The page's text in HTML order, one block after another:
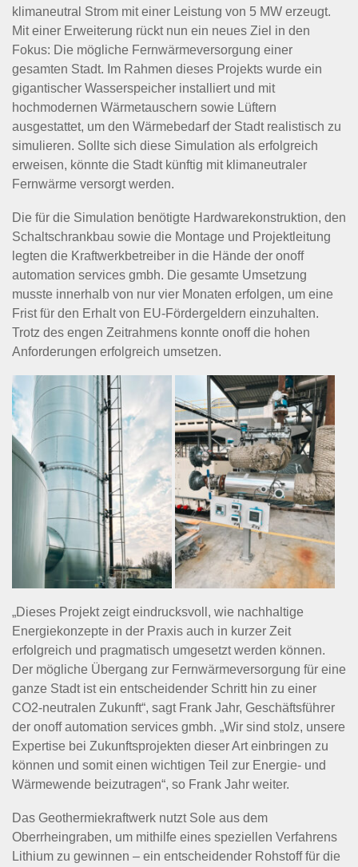
klimaneutral Strom mit einer Leistung von 5 MW erzeugt.
Mit einer Erweiterung rückt nun ein neues Ziel in den
Fokus: Die mögliche Fernwärmeversorgung einer
gesamten Stadt. Im Rahmen dieses Projekts wurde ein
gigantischer Wasserspeicher installiert und mit
hochmodernen Wärmetauschern sowie Lüftern
ausgestattet, um den Wärmebedarf der Stadt realistisch zu
simulieren. Sollte sich diese Simulation als erfolgreich
erweisen, könnte die Stadt künftig mit klimaneutraler
Fernwärme versorgt werden.
Die für die Simulation benötigte Hardwarekonstruktion, den
Schaltschrankbau sowie die Montage und Projektleitung
legten die Kraftwerkbetreiber in die Hände der onoff
automation services gmbh. Die gesamte Umsetzung
musste innerhalb von nur vier Monaten erfolgen, um eine
Frist für den Erhalt von EU-Fördergeldern einzuhalten.
Trotz des engen Zeitrahmens konnte onoff die hohen
Anforderungen erfolgreich umsetzen.
„Dieses Projekt zeigt eindrucksvoll, wie nachhaltige
Energiekonzepte in der Praxis auch in kurzer Zeit
erfolgreich und pragmatisch umgesetzt werden können.
Der mögliche Übergang zur Fernwärmeversorgung für eine
ganze Stadt ist ein entscheidender Schritt hin zu einer
CO2-neutralen Zukunft“, sagt Frank Jahr, Geschäftsführer
der onoff automation services gmbh. „Wir sind stolz, unsere
Expertise bei Zukunftsprojekten dieser Art einbringen zu
können und somit einen wichtigen Teil zur Energie- und
Wärmewende beizutragen“, so Frank Jahr weiter.
Das Geothermiekraftwerk nutzt Sole aus dem
Oberrheingraben, um mithilfe eines speziellen Verfahrens
Lithium zu gewinnen – ein entscheidender Rohstoff für die